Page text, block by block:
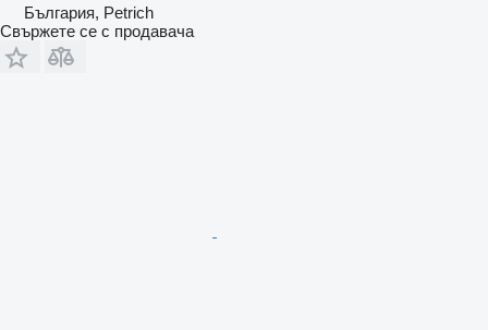
България, Petrich
Свържете се с продавача